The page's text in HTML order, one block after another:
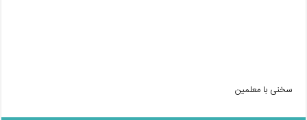
سخنی با معلمین